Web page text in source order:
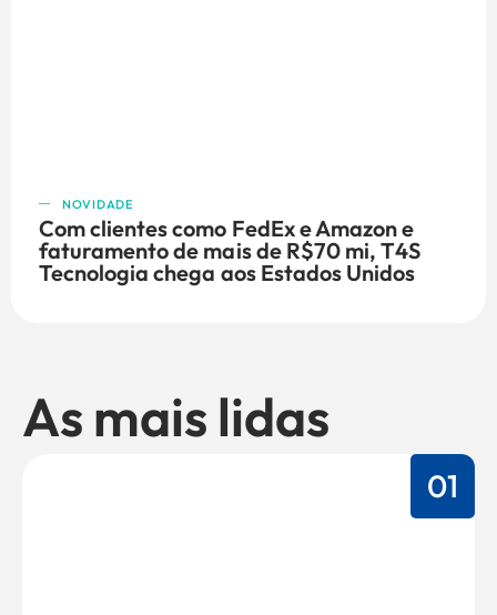
NOVIDADE
Com clientes como FedEx e Amazon e
faturamento de mais de R$70 mi, T4S
Tecnologia chega aos Estados Unidos
As mais lidas
01